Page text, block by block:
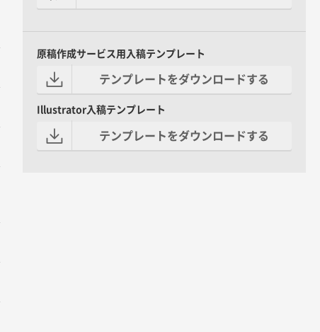
原稿作成サービス用入稿テンプレート
テンプレートをダウンロードする
Illustrator入稿テンプレート
テンプレートをダウンロードする